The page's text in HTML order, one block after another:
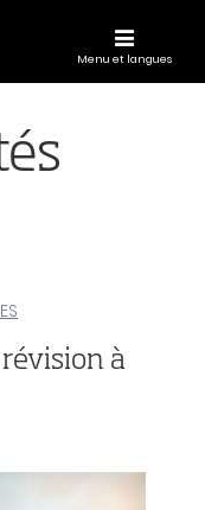
Menu et langues
révision à